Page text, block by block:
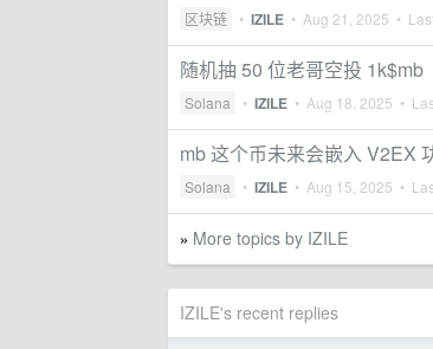
区块链 • IZILE • Aug 21, 2025 •
随机抽 50 位老哥空投 1k$mb
Solana • IZILE • Aug 18, 2025 •
mb 这个币未来会嵌入 V2EX
Solana • IZILE • Aug 15, 2025 •
» More topics by IZILE
IZILE's recent replies